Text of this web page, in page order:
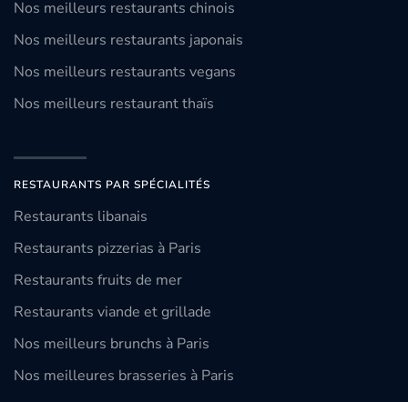
Nos meilleurs restaurants chinois
Nos meilleurs restaurants japonais
Nos meilleurs restaurants vegans
Nos meilleurs restaurant thaïs
RESTAURANTS PAR SPÉCIALITÉS
Restaurants libanais
Restaurants pizzerias à Paris
Restaurants fruits de mer
Restaurants viande et grillade
Nos meilleurs brunchs à Paris
Nos meilleures brasseries à Paris